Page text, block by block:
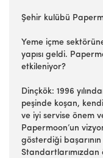
Şehir kulübü
Yeme içme
yapısı geldi.
etkileniyor?
Dinçkök: 1996
peşinde koşan,
ve iyi servise önem
Papermoon’un
gösterdiği başarının